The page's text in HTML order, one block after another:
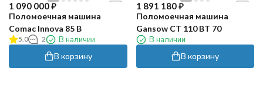
1 090 000₽
Поломоечная машина
Comac Innova 85 B
5.0 2 В наличии
В корзину
1 891 180₽
Поломоечная машина
Gansow CT 110 BT 70
В наличии
В корзину